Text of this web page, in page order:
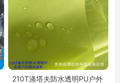
210T涤塔夫防水透明PU户外